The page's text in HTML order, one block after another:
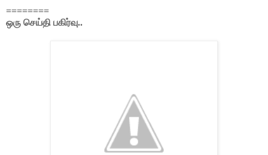
========
ஒரு செய்தி பகிர்வு..